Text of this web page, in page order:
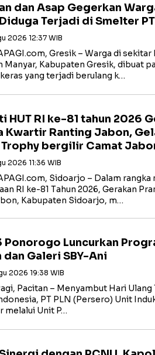
dan Asap Gegerkan
Terjadi di Smelter
2026 12:37 WIB
Gresik – Warga di
Manyar, Kabupaten Gresik, dibuat
yang terjadi berulang k…
HUT RI ke-81 tahun 2026
Kwartir Ranting Jabon,
Trophy bergilir Camat
2026 11:36 WIB
Sidoarjo – Dalam
RI ke-81 Tahun 2026, Gerakan
Kabupaten Sidoarjo, m…
Ponorogo Luncurkan
dan Galeri SBY-Ani
2026 19:38 WIB
Pacitan – Menyambut Hari Ulang
PT PLN (Persero) Unit
melalui Unit P…